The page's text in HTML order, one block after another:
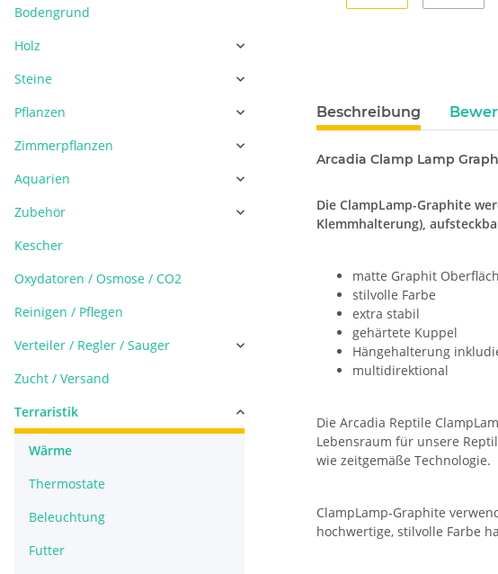
Beschreibung
Arcadia Clamp Lamp
Die ClampLamp-Graphite
Klemmhalterung),
matte Graphit
stilvolle Farbe
extra stabil
gehärtete Kuppel
Hängehalterung
multidirektional
Die Arcadia Reptile
Lebensraum für unsere
wie zeitgemäße Technologie.
ClampLamp-Graphite
hochwertige, stilvolle Farbe
Bodengrund
Holz
Steine
Pflanzen
Zimmerpflanzen
Aquarien
Zubehör
Kescher
Oxydatoren / Osmose / CO2
Reinigen / Pflegen
Verteiler / Regler / Sauger
Zucht / Versand
Terraristik
Wärme
Thermostate
Beleuchtung
Futter